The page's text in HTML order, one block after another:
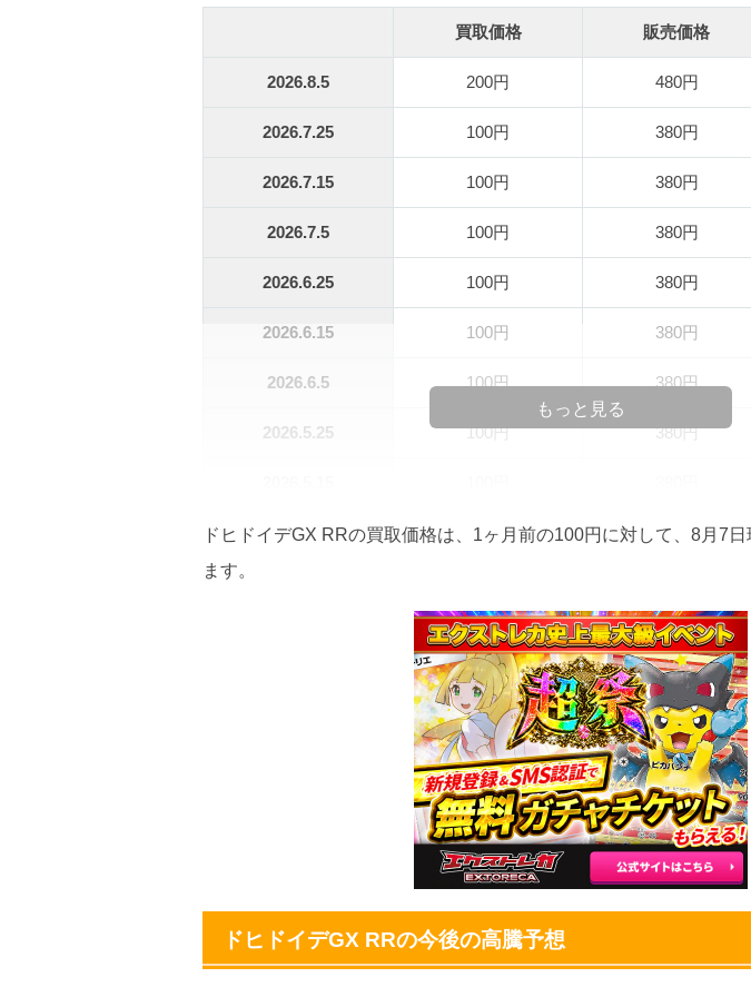
買取価格 販売価格
2026.8.5 200円 480円
2026.7.25 100円 380円
2026.7.15 100円 380円
2026.7.5 100円 380円
2026.6.25 100円 380円
2026.6.15 100円 380円
2026.6.5 100円 380円
2026.5.25 100円 380円
2026.5.5 100円 380円
100円 380円
100円 380円
100円 380円
100円 380円
100円 380円
100円 380円
2026.2.15 100円
もっと見る
ドヒドイデGX RRの買取価格は、1ヶ月前の100円に対して、8月7
ます。
ドヒドイデGX RRの今後の高騰予想